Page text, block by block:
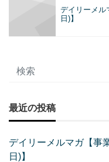
デイリーメル
日)】
最近の投稿
デイリーメルマガ【事
日)】